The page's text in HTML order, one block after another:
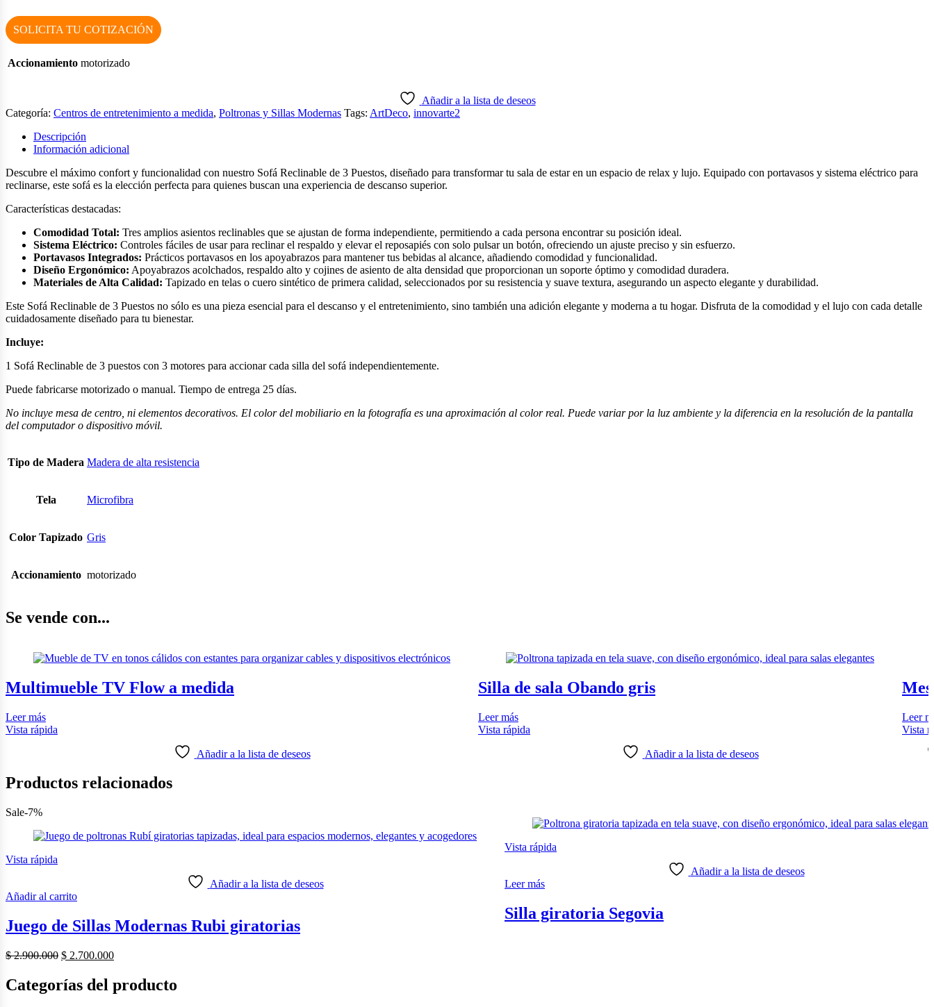
SOLICITA TU COTIZACIÓN
Accionamiento motorizado
Añadir a la lista de deseos
Categoría: Centros de entretenimiento a medida, Poltronas y Sillas Modernas Tags: ArtDeco, innovarte2
Descripción
Información adicional
Descubre el máximo confort y funcionalidad con nuestro Sofá Reclinable de 3 Puestos, diseñado para transformar tu sala de estar en un espacio de relax y lujo. Equipado con portavasos y sistema eléctrico para
reclinarse, este sofá es la elección perfecta para quienes buscan una experiencia de descanso superior.
Características destacadas:
Comodidad Total: Tres amplios asientos reclinables que se ajustan de forma independiente, permitiendo a cada persona encontrar su posición ideal.
Sistema Eléctrico: Controles fáciles de usar para reclinar el respaldo y elevar el reposapiés con solo pulsar un botón, ofreciendo un ajuste preciso y sin esfuerzo.
Portavasos Integrados: Prácticos portavasos en los apoyabrazos para mantener tus bebidas al alcance, añadiendo comodidad y funcionalidad.
Diseño Ergonómico: Apoyabrazos acolchados, respaldo alto y cojines de asiento de alta densidad que proporcionan un soporte óptimo y comodidad duradera.
Materiales de Alta Calidad: Tapizado en telas o cuero sintético de primera calidad, seleccionados por su resistencia y suave textura, asegurando un aspecto elegante y durabilidad.
Este Sofá Reclinable de 3 Puestos no sólo es una pieza esencial para el descanso y el entretenimiento, sino también una adición elegante y moderna a tu hogar. Disfruta de la comodidad y el lujo con cada detalle
cuidadosamente diseñado para tu bienestar.
Incluye:
1 Sofá Reclinable de 3 puestos con 3 motores para accionar cada silla del sofá independientemente.
Puede fabricarse motorizado o manual. Tiempo de entrega 25 días.
No incluye mesa de centro, ni elementos decorativos. El color del mobiliario en la fotografía es una aproximación al color real. Puede variar por la luz ambiente y la diferencia en la resolución de la pantalla
del computador o dispositivo móvil.
Tipo de Madera Madera de alta resistencia
Tela Microfibra
Color Tapizado Gris
Accionamiento motorizado
Se vende con...
Multimueble TV Flow a medida
Leer más
Vista rápida
Añadir a la lista de deseos
Silla de sala Obando gris
Leer más
Vista rápida
Añadir a la lista de deseos
Leer
Vista
Productos relacionados
Sale-7%
Vista rápida
Añadir a la lista de deseos
Añadir al carrito
Juego de Sillas Modernas Rubi giratorias
$2.900.000 El
original
era:
$ 2.700.000El
es:
Vista rápida
Añadir a la lista de deseos
Leer más
Silla giratoria Segovia
Categorías del producto